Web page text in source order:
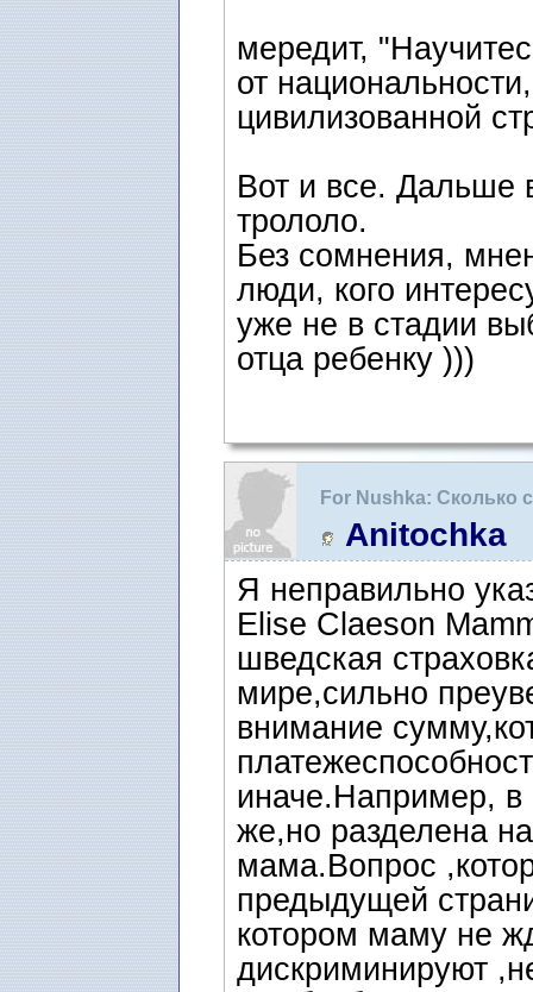
мередит,
от
цивилизованной
Вот и все. Дальше
трололо.
Без сомнения,
люди, кого
уже не в стадии
отца ребенку )))
For Nushka: Сколько
Anitochka
Я неправильно
Elise Claeson
шведская
мире,сильно
внимание
иначе.Например, в
же,но разделена
мама.Вопрос
предыдущей
котором маму не
дискриминируют